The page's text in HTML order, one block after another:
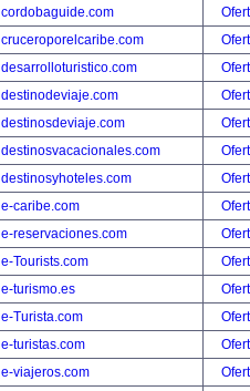
cordobaguide.com
cruceroporelcaribe.com
desarrolloturistico.com
destinodeviaje.com
destinosdeviaje.com
destinosvacacionales.com
destinosyhoteles.com
e-caribe.com
e-reservaciones.com
e-Tourists.com
e-turismo.es
e-Turista.com
e-turistas.com
e-viajeros.com